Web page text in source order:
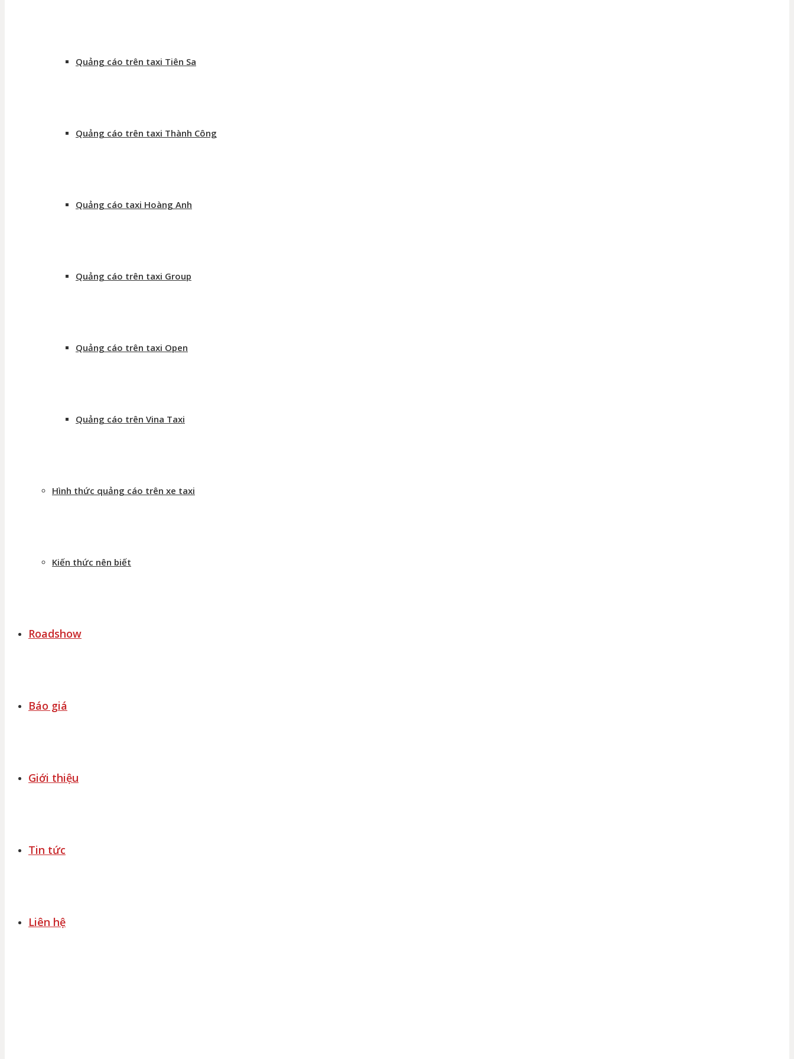
Quảng cáo trên taxi Tiên Sa
Quảng cáo trên taxi Thành Công
Quảng cáo taxi Hoàng Anh
Quảng cáo trên taxi Group
Quảng cáo trên taxi Open
Quảng cáo trên Vina Taxi
Hình thức quảng cáo trên xe taxi
Kiến thức nên biết
Roadshow
Báo giá
Giới thiệu
Tin tức
Liên hệ